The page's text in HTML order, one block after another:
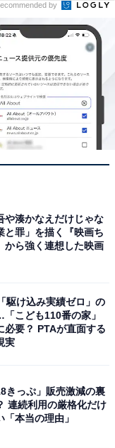
放送中の『大奥』
影響で、男性の数
台の本作。斬新な
ーリーが注目さ
で男女が逆転し
40歳男性／兵庫
的な設定だと感
す。
は涙を流すくら
しているのに現
くとても引き込ま
性の強さや、美し
も多く、現代も
性／東京都）」
ています。
by
や湊かなえだけじゃな
と罪」を描く『映画ち
から強く連想した映画
駆け込み実績ゼロ」の
こども110番の家」
必要？ PTAが直面する
実
きっぷ」販売激減の裏
連続利用の厳格化だけ
「本当の理由」